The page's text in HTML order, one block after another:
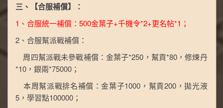
三、【合服補償】：
1、合服統一補償：500金葉子+千機令*2+更名帖*1；
2、合服幫派戰補償：
周四幫派戰未參戰補償：金葉子*250，幫貢*80，修煉丹
*10，銀兩*75000；
本周幫派戰排名補償：金葉子1000，幫貢200，拋光液
5，學習點100000；